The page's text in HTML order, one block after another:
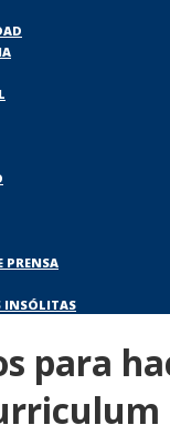
PRENSA
INSÓLITAS
para